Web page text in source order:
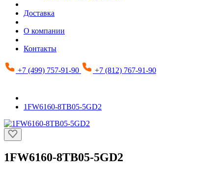
Доставка
О компании
Контакты
+7 (499) 757-91-90 +7 (812) 767-91-90
1FW6160-8TB05-5GD2
1FW6160-8TB05-5GD2